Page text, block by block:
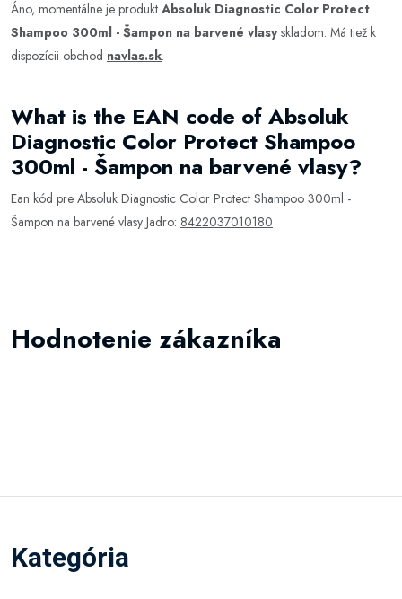
Áno, momentálne je produkt Absoluk Diagnostic Color Protect
Shampoo 300ml - Šampon na barvené vlasyskladom. Má tiež k
dispozícii obchod navlas.sk.
What is the EAN code of Absoluk
Diagnostic Color Protect Shampoo
300ml - Šampon na barvené vlasy?
Ean kód pre Absoluk Diagnostic Color Protect Shampoo 300ml -
Šampon na barvené vlasy Jadro: 8422037010180
Hodnotenie zákazníka
Kategória